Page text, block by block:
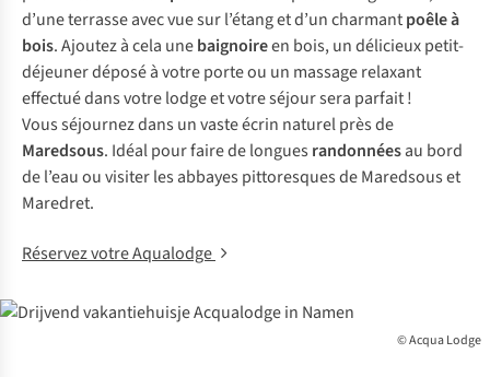
d’une terrasse avec vue sur l’étang et d’un charmantpoêle à
bois. Ajoutez à cela unebaignoireen bois, un délicieux petit-
déjeuner déposé à votre porte ou un massage relaxant
effectué dans votre lodge et votre séjour sera parfait !
Vous séjournez dans un vaste écrin naturel près de
Maredsous. Idéal pour faire de longues randonnéesau bord
de l’eau ou visiter les abbayes pittoresques de Maredsous et
Maredret.
Réservez votre Aqualodge
© Acqua Lodge